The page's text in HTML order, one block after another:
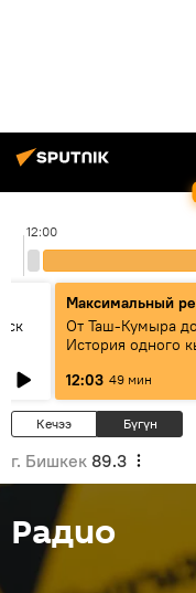
12:00
Максимальный
От Таш-Кумыра
История одного
12:03 49 мин
Кечээ Бүгүн
г. Бишкек 89.3
Радио